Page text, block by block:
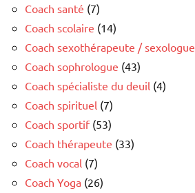
Coach santé (7)
Coach scolaire (14)
Coach sexothérapeute / sexologue
Coach sophrologue (43)
Coach spécialiste du deuil (4)
Coach spirituel (7)
Coach sportif(53)
Coach thérapeute (33)
Coach vocal (7)
Coach Yoga (26)